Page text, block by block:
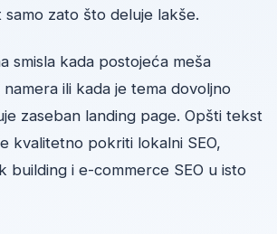
zato što deluje lakše.
smisla kada postojeća meša
ili kada je tema dovoljno
zaseban landing page. Opšti tekst
kvalitetno pokriti lokalni SEO,
building i e-commerce SEO u isto